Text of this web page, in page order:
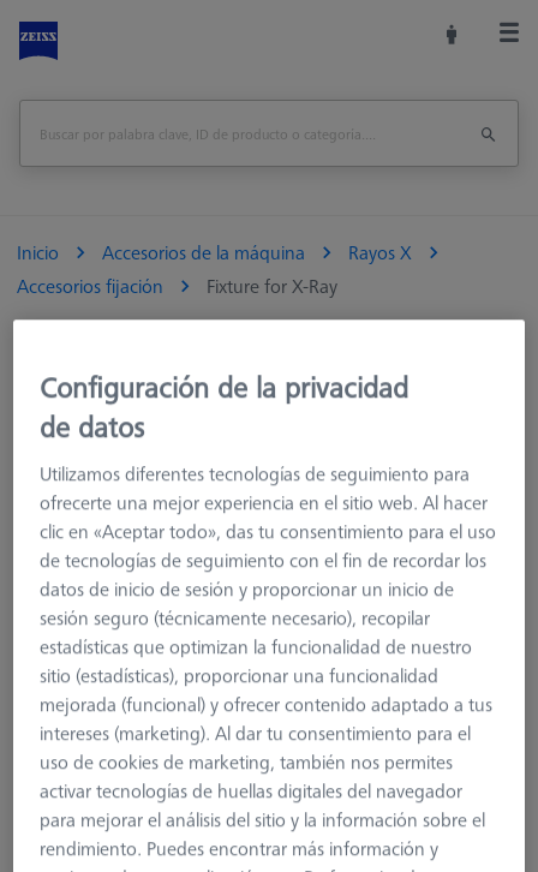
Inicio Accesorios de la máquina
Rayos X
Accesorios fijación
Fixture for X-Ray
Configuración de la privacidad
de datos
Utilizamos diferentes tecnologías de seguimiento para
ofrecerte una mejor experiencia en el sitio web. Al hacer
clic en «Aceptar todo», das tu consentimiento para el uso
de tecnologías de seguimiento con el fin de recordar los
datos de inicio de sesión y proporcionar un inicio de
sesión seguro (técnicamente necesario), recopilar
estadísticas que optimizan la funcionalidad de nuestro
sitio (estadísticas), proporcionar una funcionalidad
mejorada (funcional) y ofrecer contenido adaptado a tus
intereses (marketing). Al dar tu consentimiento para el
uso de cookies de marketing, también nos permites
activar tecnologías de huellas digitales del navegador
para mejorar el análisis del sitio y la información sobre el
rendimiento. Puedes encontrar más información y